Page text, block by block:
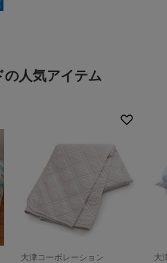
の人気アイテム
大津コーポレーション 大